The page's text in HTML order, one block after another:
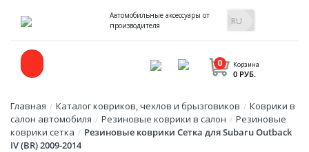
Автомобильные аксессуары от
производителя
Корзина
0
0 РУБ.
Главная / Каталог ковриков, чехлов и брызговиков / Коврики в
салон автомобиля / Резиновые коврики в салон / Резиновые
коврики сетка / Резиновые коврики Сетка для Subaru Outback
IV (BR) 2009-2014